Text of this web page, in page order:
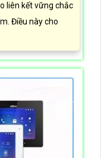
liên kết vững chắc
Điều này cho